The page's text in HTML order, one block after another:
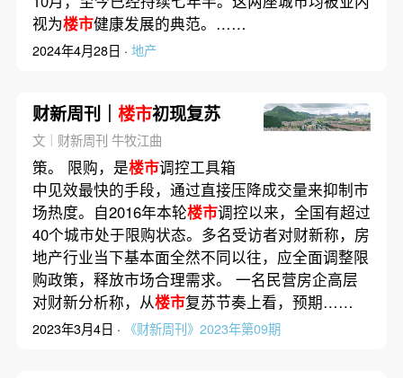
视为楼市健康发展的典范。……
2024年4月28日 · 地产
财新周刊｜ 楼市初现复苏
文｜财新周刊 牛牧江曲
策。 限购，是楼市调控工具箱
中见效最快的手段，通过直接压降成交量来抑制市
场热度。自2016年本轮楼市调控以来，全国有超过
40个城市处于限购状态。多名受访者对财新称，房
地产行业当下基本面全然不同以往，应全面调整限
购政策，释放市场合理需求。 一名民营房企高层
对财新分析称，从楼市复苏节奏上看，预期……
2023年3月4日 · 《财新周刊》2023年第09期